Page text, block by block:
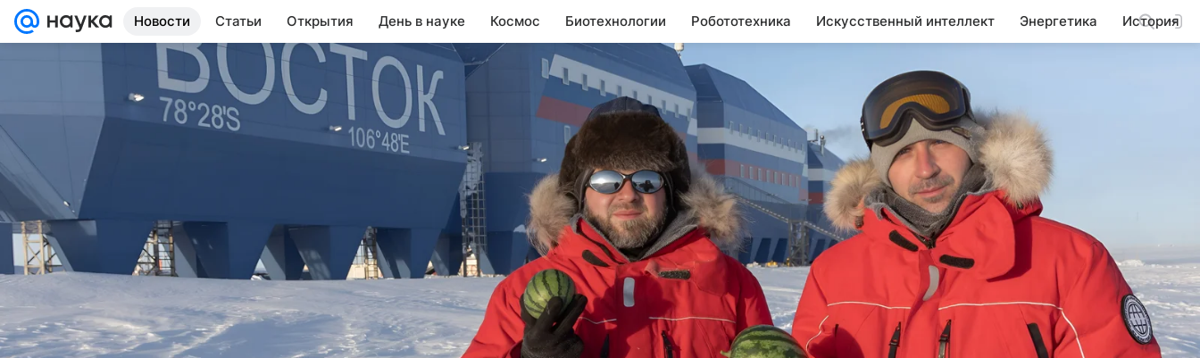
Новости Статьи Открытия День в науке Космос Биотехнологии Робототехника Искусственный интеллект Энергетика История